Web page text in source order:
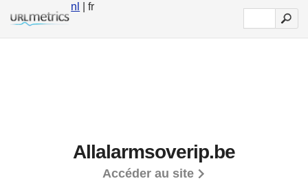
nl | fr
Allalarmsoverip.be
Accéder au site